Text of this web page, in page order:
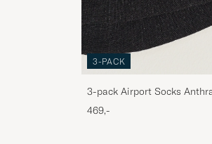
3-PACK
3-pack Airport Socks
469,-